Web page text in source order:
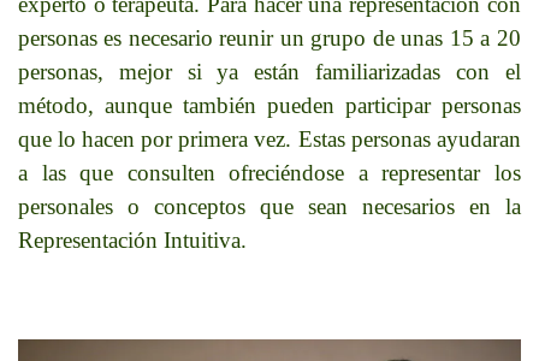
personas es necesario reunir un grupo de unas 15 a 20
personas, mejor si ya están familiarizadas con el
método, aunque también pueden participar personas
que lo hacen por primera vez. Estas personas ayudaran
a las que consulten ofreciéndose a representar los
personales o conceptos que sean necesarios en la
Representación Intuitiva.